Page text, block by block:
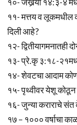
११- मत्तय व लूकमधील
दिली आहे?
१२-
१३- प्रे.कृ ३:१८-
१४- शेवटचा आदाम
१५- पृथ्वीवर येशू कोठून
१६- जुन्या कराराचे
१७ – १००० वर्षाचा